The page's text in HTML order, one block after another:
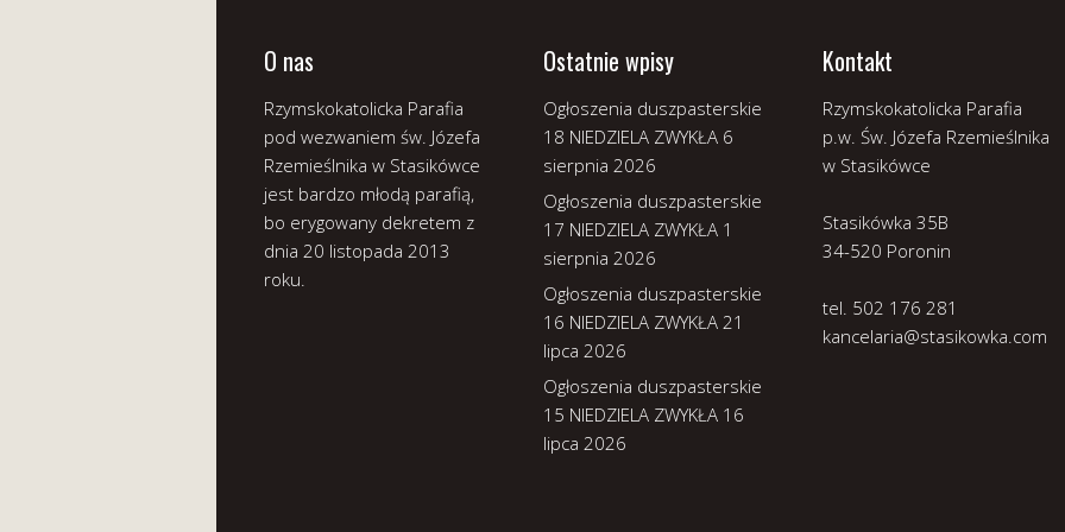
O nas
Rzymskokatolicka Parafia
pod wezwaniem św. Józefa
Rzemieślnika w Stasikówce
jest bardzo młodą parafią,
bo erygowany dekretem z
dnia 20 listopada 2013
roku.
Ostatnie wpisy
Ogłoszenia duszpasterskie
18 NIEDZIELA ZWYKŁA 6
sierpnia 2026
Ogłoszenia duszpasterskie
17 NIEDZIELA ZWYKŁA 1
sierpnia 2026
Ogłoszenia duszpasterskie
16 NIEDZIELA ZWYKŁA 21
lipca 2026
Ogłoszenia duszpasterskie
15 NIEDZIELA ZWYKŁA 16
lipca 2026
Kontakt
Rzymskokatolicka Parafia
p.w. Św. Józefa Rzemieślnika
w Stasikówce
Stasikówka 35B
34-520 Poronin
tel. 502 176 281
kancelaria@stasikowka.com